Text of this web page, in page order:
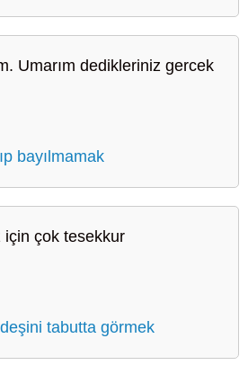
Umarım dedikleriniz gercek
bayılmamak
için çok tesekkur
tabutta görmek